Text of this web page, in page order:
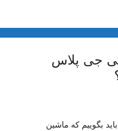
جی پلاس
بگوییم که ماشین